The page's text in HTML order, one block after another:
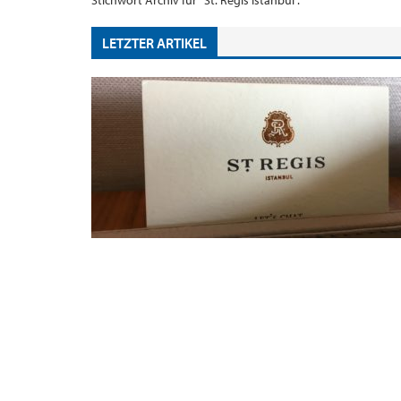
LETZTER ARTIKEL